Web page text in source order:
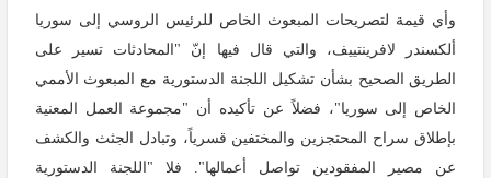
وأي قيمة لتصريحات المبعوث الخاص للرئيس الروسي إلى سوريا
ألكسندر لافرينتييف، والتي قال فيها إنّ "المحادثات تسير على
الطريق الصحيح بشأن تشكيل اللجنة الدستورية مع المبعوث الأممي
الخاص إلى سوريا"، فضلاً عن تأكيده أن "مجموعة العمل المعنية
بإطلاق سراح المحتجزين والمختفين قسرياً، وتبادل الجثث والكشف
عن مصير المفقودين تواصل أعمالها". فلا "اللجنة الدستورية